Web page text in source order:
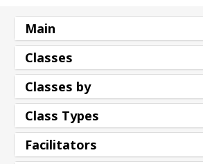
Main
Classes
Classes by
Class Types
Facilitators